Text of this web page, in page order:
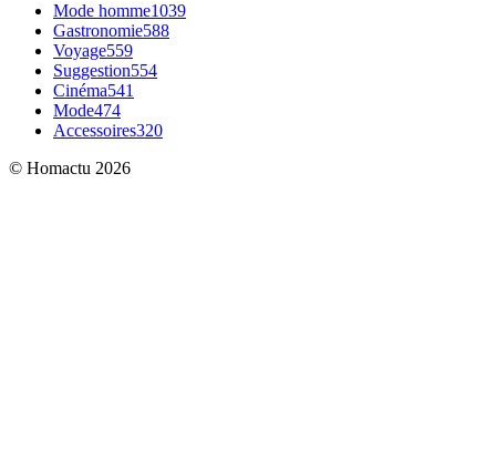
Mode homme1039
Gastronomie588
Voyage559
Suggestion554
Cinéma541
Mode474
Accessoires320
© Homactu 2026